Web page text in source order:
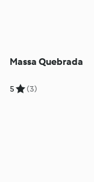
Massa Quebrada
5 (3)